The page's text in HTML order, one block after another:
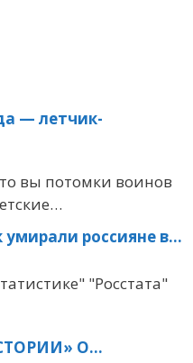
— летчик-
вы потомки воинов
умирали россияне в…
"Росстата"
О…